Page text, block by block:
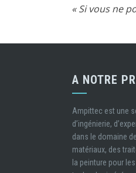
« Si vous ne
A NOTRE
Ampittec est une
d’ingénierie,
dans le domaine
matériaux, des
la peinture pour